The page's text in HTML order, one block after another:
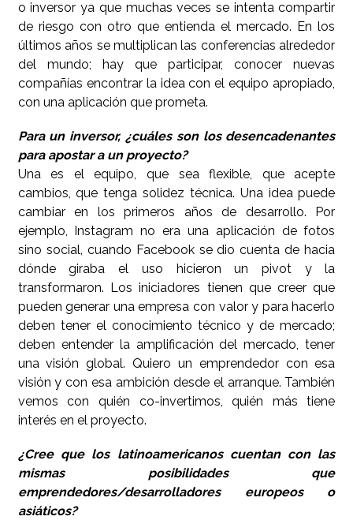
o inversor ya que muchas veces se intenta compartir
de riesgo con otro que entienda el mercado. En los
últimos años se multiplican las conferencias alrededor
del mundo; hay que participar, conocer nuevas
compañías encontrar la idea con el equipo apropiado,
con una aplicación que prometa.
Para un inversor, ¿cuáles son los desencadenantes
para apostar a un proyecto?
Una es el equipo, que sea flexible, que acepte
cambios, que tenga solidez técnica. Una idea puede
cambiar en los primeros años de desarrollo. Por
ejemplo, Instagram no era una aplicación de fotos
sino social, cuando Facebook se dio cuenta de hacia
dónde giraba el uso hicieron un pivot y la
transformaron. Los iniciadores tienen que creer que
pueden generar una empresa con valor y para hacerlo
deben tener el conocimiento técnico y de mercado;
deben entender la amplificación del mercado, tener
una visión global. Quiero un emprendedor con esa
visión y con esa ambición desde el arranque. También
vemos con quién co-invertimos, quién más tiene
interés en el proyecto.
¿Cree que los latinoamericanos cuentan con las
mismas posibilidades que
emprendedores/desarrolladores europeos o
asiáticos?